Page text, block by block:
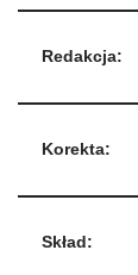
Redakcja:
Korekta:
Skład: